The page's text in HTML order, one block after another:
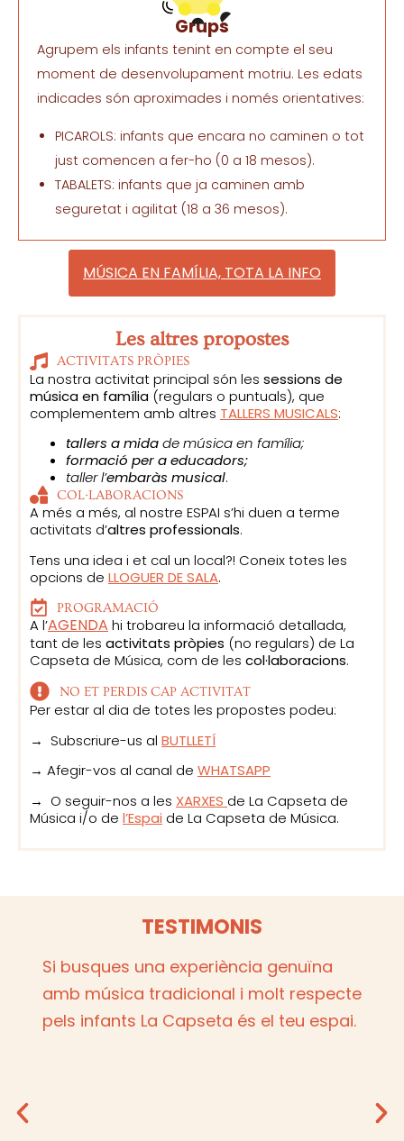
Grups
Agrupem els infants tenint en compte el seu
moment de desenvolupament motriu. Les edats
indicades són aproximades i només orientatives:
PICAROLS: infants que encara no caminen o tot
just comencen a fer-ho (0 a 18 mesos).
TABALETS: infants que ja caminen amb
seguretat i agilitat (18 a 36 mesos).
MÚSICA EN FAMÍLIA, TOTA LA INFO
Les altres propostes
ACTIVITATS PRÒPIES
La nostra activitat principal són les sessions de
música en família (regulars o puntuals), que
complementem amb altres TALLERS MUSICALS:
tallers a midade música en família;
formació per a educadors;
taller l’embaràs musical.
COL·LABORACIONS
A més a més, al nostre ESPAI s’hi duen a terme
activitats d’altres professionals.
Tens una idea i et cal un local?! Coneix totes les
opcions de LLOGUER DE SALA.
PROGRAMACIÓ
A l’AGENDA hi trobareu la informació detallada,
tant de les activitats pròpies (no regulars) de La
Capseta de Música, com de les col·laboracions.
NO ET PERDIS CAP ACTIVITAT
Per estar al dia de totes les propostes podeu:
→ Subscriure-us al BUTLLETÍ
→ Afegir-vos al canal de WHATSAPP
→ O seguir-nos a les XARXES de La Capseta de
Música i/o de l’Espai de La Capseta de Música.
TESTIMONIS
Si busques una experiència genuïna
amb música tradicional i molt respecte
pels infants La Capseta és el teu espai.